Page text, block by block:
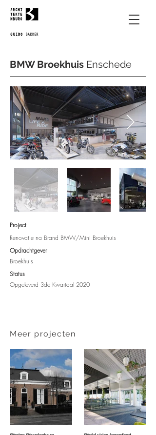
BMW Broekhuis Enschede
Project
​Renovatie na Brand BMW/Mini Broekhuis
Opdrachtgever​
Broekhuis
Status
Opgeleverd 3de Kwartaal 2020
Meer projecten